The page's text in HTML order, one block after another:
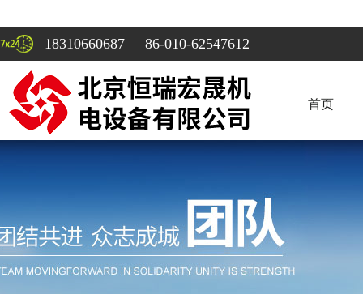
18310660687 86-010-62547612
首页